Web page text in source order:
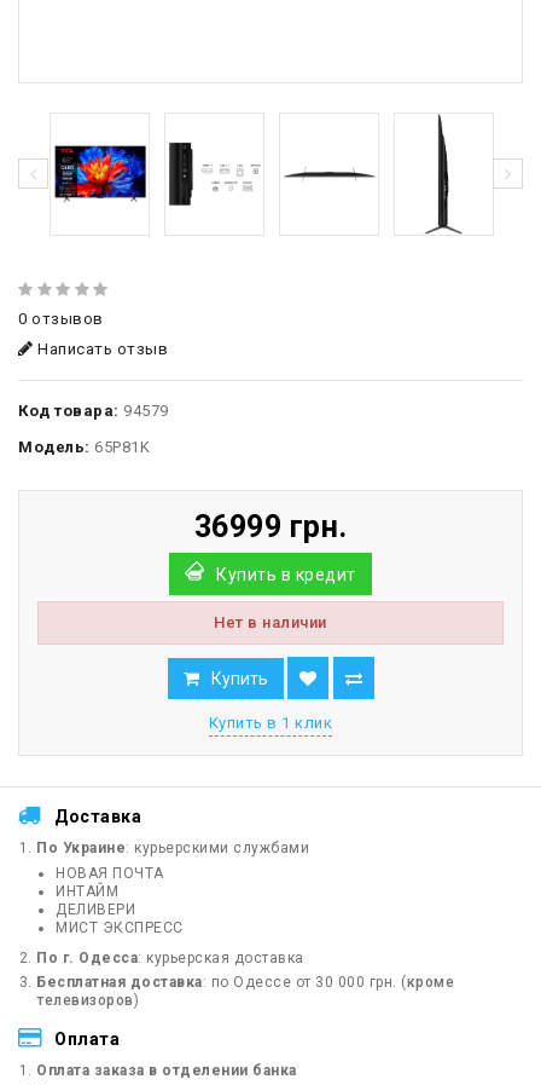
0 отзывов
Написать отзыв
Код товара: 94579
Модель: 65P81K
36999 грн.
Купить в кредит
Нет в наличии
Купить
Купить в 1 клик
Доставка
По Украине: курьерскими службами
НОВАЯ ПОЧТА
ИНТАЙМ
ДЕЛИВЕРИ
МИСТ ЭКСПРЕСС
По г. Одесса: курьерская доставка
Бесплатная доставка: по Одессе от 30 000 грн. (кроме
телевизоров)
Оплата
Оплата заказа в отделении банка